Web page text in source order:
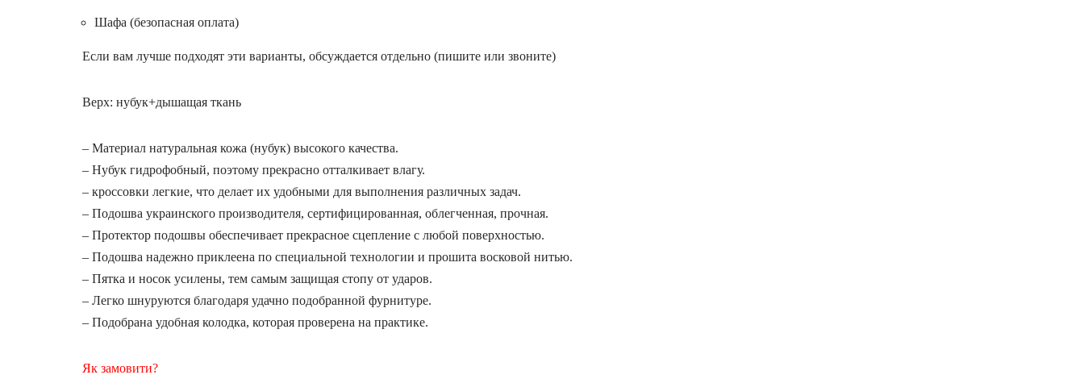
Шафа (безопасная оплата)
Если вам лучше подходят эти варианты, обсуждается отдельно (пишите или звоните)
Верх: нубук+дышащая ткань
– Материал натуральная кожа (нубук) высокого качества.
– Нубук гидрофобный, поэтому прекрасно отталкивает влагу.
– кроссовки легкие, что делает их удобными для выполнения различных задач.
– Подошва украинского производителя, сертифицированная, облегченная, прочная.
– Протектор подошвы обеспечивает прекрасное сцепление с любой поверхностью.
– Подошва надежно приклеена по специальной технологии и прошита восковой нитью.
– Пятка и носок усилены, тем самым защищая стопу от ударов.
– Легко шнуруются благодаря удачно подобранной фурнитуре.
– Подобрана удобная колодка, которая проверена на практике.
Як замовити?